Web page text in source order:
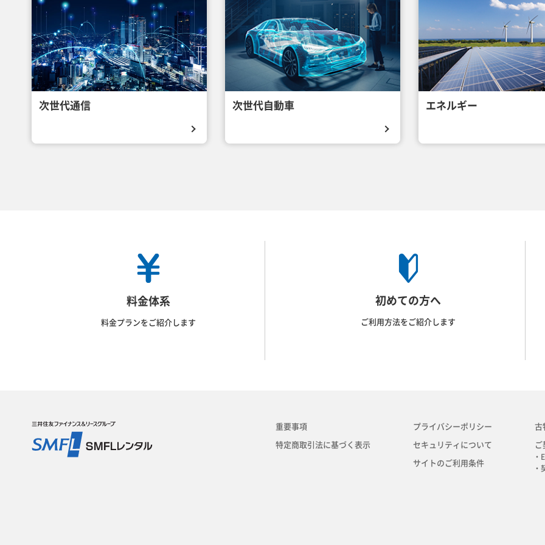
次世代通信 次世代自動車 エネルギー
料金体系
料金プランをご紹介します
初めての方へ
ご利用方法をご紹介します
重要事項
特定商取引法に基づく表示
プライバシーポリシー
セキュリティについて
サイトのご利用条件
古
ご
・
・